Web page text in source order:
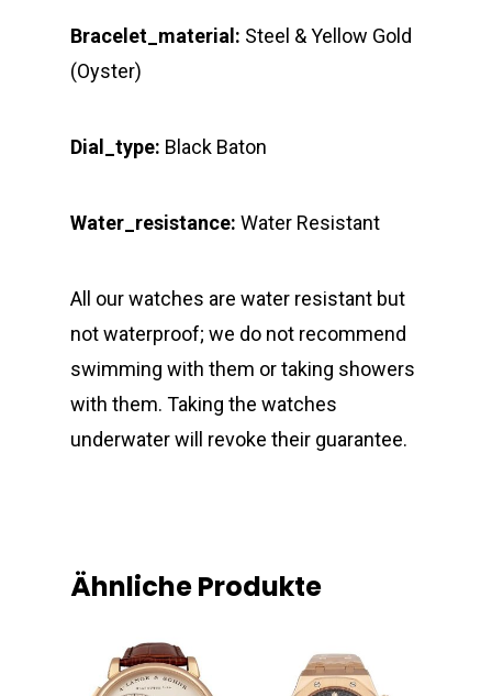
Bracelet_material: Steel & Yellow Gold
(Oyster)
Dial_type: Black Baton
Water_resistance: Water Resistant
All our watches are water resistant but
not waterproof; we do not recommend
swimming with them or taking showers
with them. Taking the watches
underwater will revoke their guarantee.
Ähnliche Produkte